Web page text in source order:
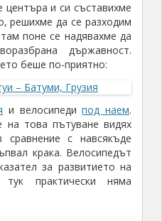
центъра и си съставихме
решихме да се разходим
поне се надявахме да
държавност.
беше по-приятно:
и велосипедипод наем.
на това пътуване видях
сравнение с навсякъде
крака. Велосипедът
за развитието на
практически няма